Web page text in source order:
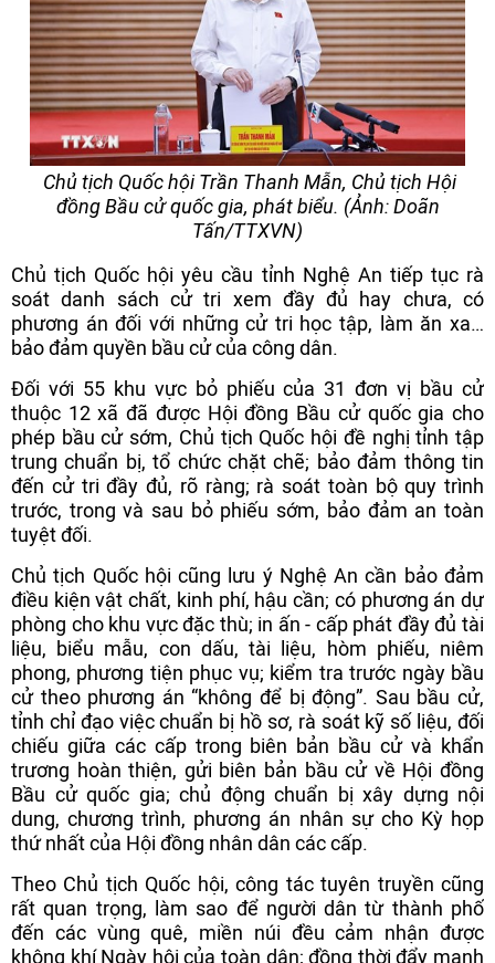
Chủ tịch Quốc hội Trần Thanh Mẫn, Chủ tịch Hội
đồng Bầu cử quốc gia, phát biểu. (Ảnh: Doãn
Tấn/TTXVN)
Chủ tịch Quốc hội yêu cầu tỉnh Nghệ An tiếp tục rà
soát danh sách cử tri xem đầy đủ hay chưa, có
phương án đối với những cử tri học tập, làm ăn xa…
bảo đảm quyền bầu cử của công dân.
Đối với 55 khu vực bỏ phiếu của 31 đơn vị bầu cử
thuộc 12 xã đã được Hội đồng Bầu cử quốc gia cho
phép bầu cử sớm, Chủ tịch Quốc hội đề nghị tỉnh tập
trung chuẩn bị, tổ chức chặt chẽ; bảo đảm thông tin
đến cử tri đầy đủ, rõ ràng; rà soát toàn bộ quy trình
trước, trong và sau bỏ phiếu sớm, bảo đảm an toàn
tuyệt đối.
Chủ tịch Quốc hội cũng lưu ý Nghệ An cần bảo đảm
điều kiện vật chất, kinh phí, hậu cần; có phương án dự
phòng cho khu vực đặc thù; in ấn - cấp phát đầy đủ tài
liệu, biểu mẫu, con dấu, tài liệu, hòm phiếu, niêm
phong, phương tiện phục vụ; kiểm tra trước ngày bầu
cử theo phương án “không để bị động”. Sau bầu cử,
tỉnh chỉ đạo việc chuẩn bị hồ sơ, rà soát kỹ số liệu, đối
chiếu giữa các cấp trong biên bản bầu cử và khẩn
trương hoàn thiện, gửi biên bản bầu cử về Hội đồng
Bầu cử quốc gia; chủ động chuẩn bị xây dựng nội
dung, chương trình, phương án nhân sự cho Kỳ họp
thứ nhất của Hội đồng nhân dân các cấp.
Theo Chủ tịch Quốc hội, công tác tuyên truyền cũng
rất quan trọng, làm sao để người dân từ thành phố
đến các vùng quê, miền núi đều cảm nhận được
không khí Ngày hội của toàn dân; đồng thời đẩy mạnh